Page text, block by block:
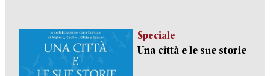
Speciale
Una città e le sue storie